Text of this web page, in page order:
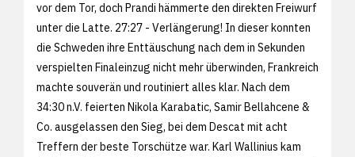
vor dem Tor, doch Prandi hämmerte den direkten Freiwurf
unter die Latte. 27:27 - Verlängerung! In dieser konnten
die Schweden ihre Enttäuschung nach dem in Sekunden
verspielten Finaleinzug nicht mehr überwinden, Frankreich
machte souverän und routiniert alles klar. Nach dem
34:30 n.V. feierten Nikola Karabatic, Samir Bellahcene &
Co. ausgelassen den Sieg, bei dem Descat mit acht
Treffern der beste Torschütze war. Karl Wallinius kam